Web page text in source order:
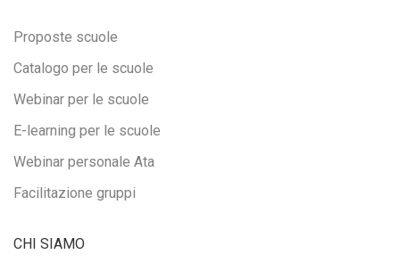
Proposte scuole
Catalogo per le scuole
Webinar per le scuole
E-learning per le scuole
Webinar personale Ata
Facilitazione gruppi
CHI SIAMO